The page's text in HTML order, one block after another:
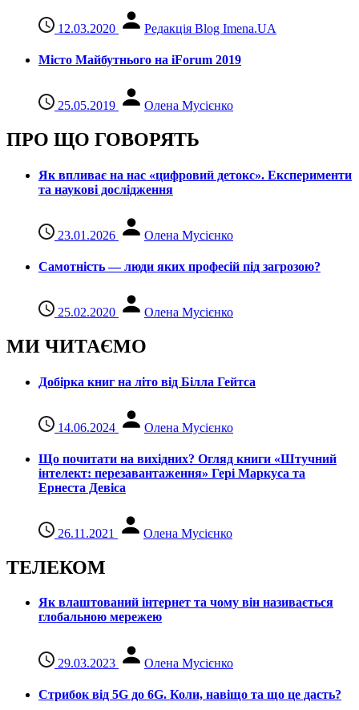
12.03.2020 Редакція Blog Imena.UA
Місто Майбутнього на iForum 2019
25.05.2019 Олена Мусієнко
ПРО ЩО ГОВОРЯТЬ
Як впливає на нас «цифровий детокс». Експерименти
та наукові дослідження
23.01.2026 Олена Мусієнко
Самотність — люди яких професій під загрозою?
25.02.2020 Олена Мусієнко
МИ ЧИТАЄМО
Добірка книг на літо від Білла Гейтса
14.06.2024 Олена Мусієнко
Що почитати на вихідних? Огляд книги «Штучний
інтелект: перезавантаження» Гері Маркуса та
Ернеста Девіса
26.11.2021 Олена Мусієнко
ТЕЛЕКОМ
Як влаштований інтернет та чому він називається
глобальною мережею
29.03.2023 Олена Мусієнко
Стрибок від 5G до 6G. Коли, навіщо та що це даcть?